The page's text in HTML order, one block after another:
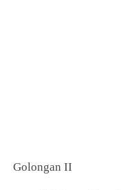
Golongan II